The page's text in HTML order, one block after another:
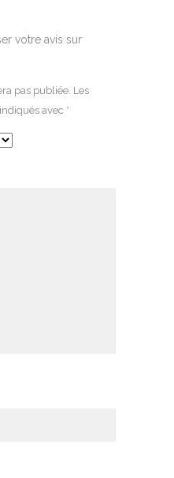
votre avis sur
pas publiée. Les
avec *